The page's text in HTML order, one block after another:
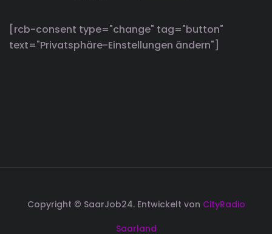
[rcb-consent type="change" tag="button"
text="Privatsphäre-Einstellungen ändern"]
Copyright © SaarJob24. Entwickelt von CityRadio
Saarland